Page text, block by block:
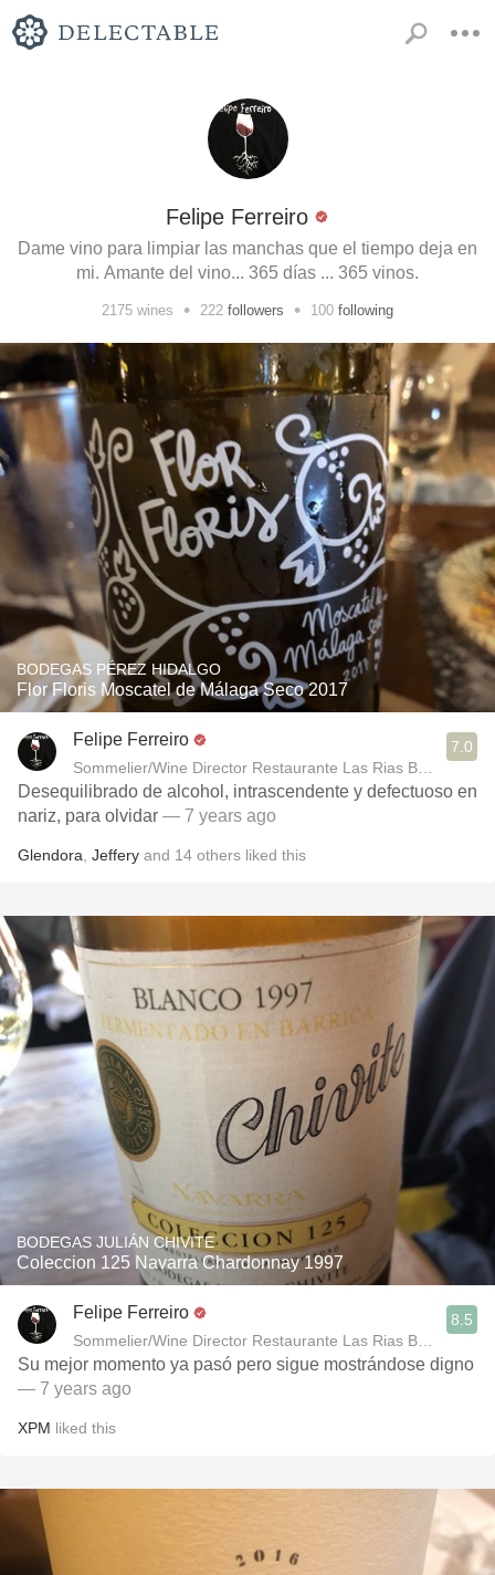
Felipe Ferreiro
Dame vino para limpiar las manchas que el tiempo deja en
mi. Amante del vino... 365 días ... 365 vinos.
2175 wines • 222 followers • 100 following
BODEGAS PÉREZ HIDALGO
Flor Floris Moscatel de Málaga Seco 2017
Felipe Ferreiro
Sommelier/Wine Director Restaurante Las Rias Bajas
7.0
Desequilibrado de alcohol, intrascendente y defectuoso en
nariz, para olvidar — 7 years ago
Glendora Jeffery and 14 others liked this
BODEGAS JULIÁN CHIVITE
Coleccion 125 Navarra Chardonnay 1997
Felipe Ferreiro
Sommelier/Wine Director Restaurante Las Rias Bajas
8.5
Su mejor momento ya pasó pero sigue mostrándose digno
— 7 years ago
XPM liked this